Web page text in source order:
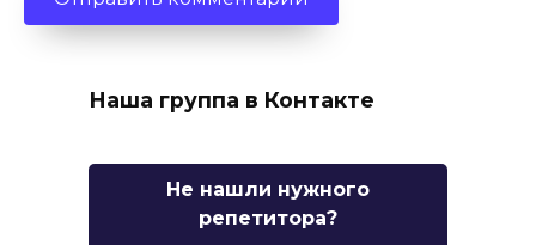
Наша группа в Контакте
Не нашли нужного
репетитора?